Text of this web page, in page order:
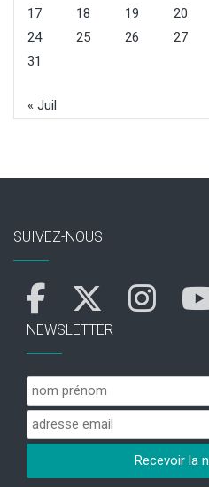
17
18 19 20
24
25 26 27
31
« Juil
SUIVEZ-NOUS
NEWSLETTER